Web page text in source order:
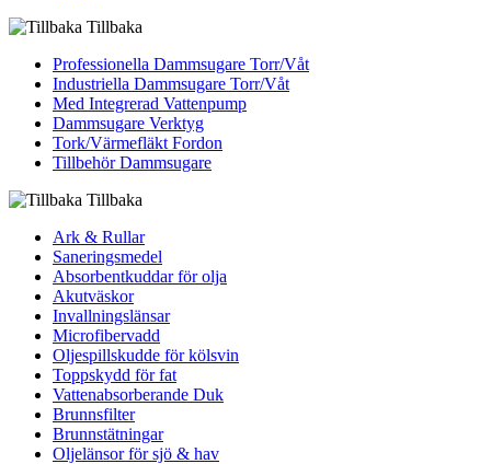
Tillbaka
Professionella Dammsugare Torr/Våt
Industriella Dammsugare Torr/Våt
Med Integrerad Vattenpump
Dammsugare Verktyg
Tork/Värmefläkt Fordon
Tillbehör Dammsugare
Tillbaka
Ark & Rullar
Saneringsmedel
Absorbentkuddar för olja
Akutväskor
Invallningslänsar
Microfibervadd
Oljespillskudde för kölsvin
Toppskydd för fat
Vattenabsorberande Duk
Brunnsfilter
Brunnstätningar
Oljelänsor för sjö & hav